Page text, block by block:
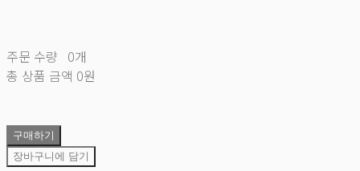
주문 수량 0개
총 상품 금액 0원
구매하기
장바구니에 담기